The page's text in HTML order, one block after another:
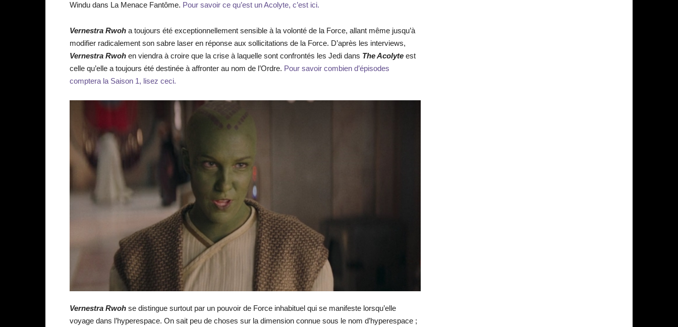
Windu dans La Menace Fantôme. Pour savoir ce qu’est un Acolyte, c’est ici.
Vernestra Rwoh a toujours été exceptionnellement sensible à la volonté de la Force, allant même jusqu’à
modifier radicalement son sabre laser en réponse aux sollicitations de la Force. D’après les interviews,
Vernestra Rwoh en viendra à croire que la crise à laquelle sont confrontés les Jedi dans The Acolyte est
celle qu’elle a toujours été destinée à affronter au nom de l’Ordre. Pour savoir combien d’épisodes
comptera la Saison 1, lisez ceci.
Vernestra Rwoh se distingue surtout par un pouvoir de Force inhabituel qui se manifeste lorsqu’elle
voyage dans l’hyperespace. On sait peu de choses sur la dimension connue sous le nom d’hyperespace ;